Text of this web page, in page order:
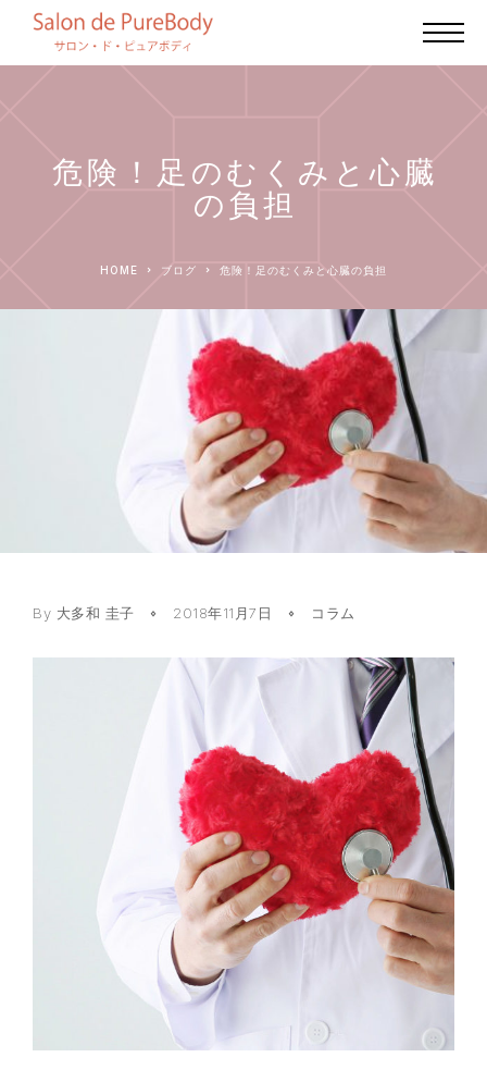
危険！足のむくみと心臓
の負担
HOME ブログ 危険！足のむくみと心臓の負担
By 大多和 圭子 2018年11月7日 コラム